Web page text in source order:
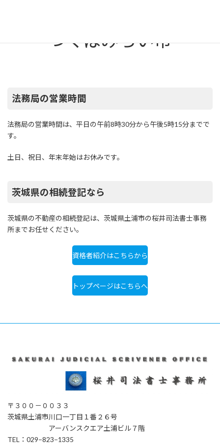
つくばみらい市
法務局の営業時間
法務局の営業時間は、平日の午前8時30分から午後5時15分までで
す。
土日、祝日、年末年始はお休みです。
茨城県の相続登記なら
茨城県の不動産の相続登記は、茨城県土浦市の桜井司法書士事務
所までお任せください。
資格者紹介はこちらから
トップページはこちらへ
〒３００－００３３
茨城県土浦市川口一丁目１番２６号
アーバンスクエア土浦ビル７階
TEL：029−823−1335